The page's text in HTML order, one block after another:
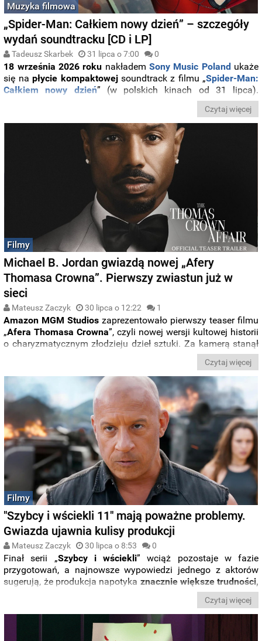
Muzyka filmowa
„Spider-Man: Całkiem nowy dzień” – szczegóły
wydań soundtracku [CD i LP]
Tadeusz Skarbek 31 lipca o 7:00 0
18 września 2026 roku nakłademSony Music Polandukaże
się napłycie kompaktowej soundtrack z filmu „Spider-Man:
Całkiem nowy dzień” (w polskich kinach od 31 lipca).
wprowadzi do sprzedaży
. Poniżej szczegóły wydań
muzyki na nośnikach fizycznych.
Czytaj więcej
Filmy
Michael B. Jordan gwiazdą nowej „Afery
Thomasa Crowna”. Pierwszy zwiastun już w
sieci
Mateusz Zaczyk 30 lipca o 12:22 1
Amazon MGM Studios zaprezentowało pierwszy teaser filmu
„Afera Thomasa Crowna”, czyli nowej wersji kultowej historii
o charyzmatycznym złodzieju dzieł sztuki. Za kamerą stanął
, który jednocześnie wciela się w główną
rolę. Produkcja trafi wyłącznie do kin w marcu 2027 roku.
Czytaj więcej
Filmy
"Szybcy i wściekli 11" mają poważne problemy.
Gwiazda ujawnia kulisy produkcji
Mateusz Zaczyk 30 lipca o 8:53 0
Finał serii „Szybcy i wściekli” wciąż pozostaje w fazie
przygotowań, a najnowsze wypowiedzi jednego z aktorów
sugerują, że produkcja napotyka znacznie większe trudności,
. Choć jeszcze kilka tygodni temuVin
sugerował w mediach społecznościowych, że prace na
planie już ruszyły, wszystko wskazuje na to, że było to
Czytaj więcej